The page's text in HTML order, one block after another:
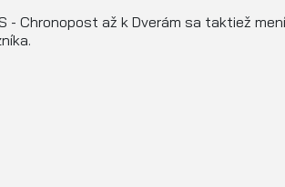
- Chronopost až k Dverám sa taktiež